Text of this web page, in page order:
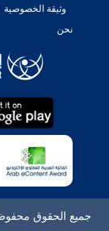
وثيقة الخصوصية
نحن
جميع الحقوق محفوظة © 2026 - 1998